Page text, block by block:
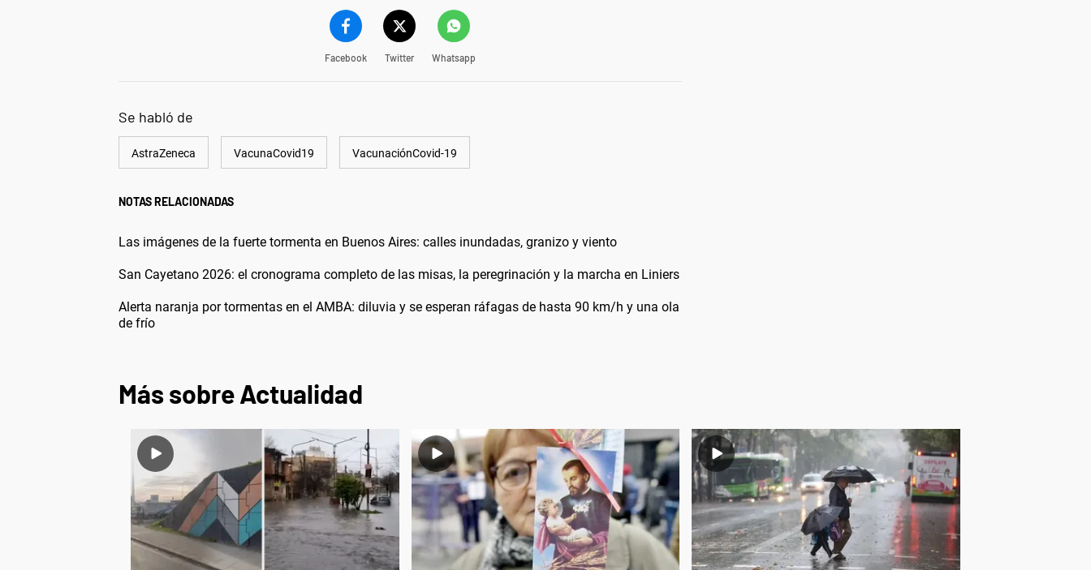
Facebook Twitter Whatsapp
Se habló de
AstraZeneca VacunaCovid19 VacunaciónCovid-19
NOTAS RELACIONADAS
Las imágenes de la fuerte tormenta en Buenos Aires: calles inundadas, granizo y viento
San Cayetano 2026: el cronograma completo de las misas, la peregrinación y la marcha en Liniers
Alerta naranja por tormentas en el AMBA: diluvia y se esperan ráfagas de hasta 90 km/h y una ola
de frío
Más sobre Actualidad